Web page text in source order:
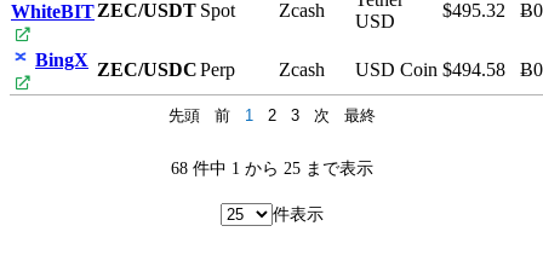
WhiteBITZEC/USDT Spot Zcash
USD
$495.32
BingX ZEC/USDCPerp Zcash USD Coin $494.58
68 件中 1 から 25 まで表示
件表示
先頭 前 1 2 3 次 最終